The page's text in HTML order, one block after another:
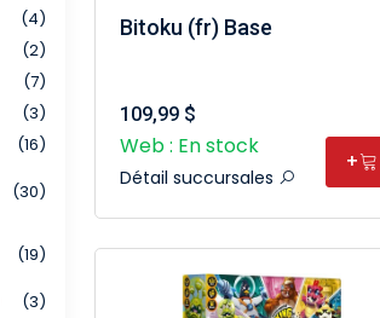
(4)
(2)
(7)
(3)
(16)
(30)
(19)
(3)
Bitoku (fr) Base
109,99 $
Web : En stock
Détail succursales
+